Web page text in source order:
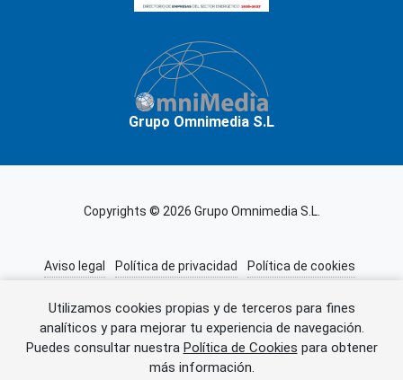
Utilizamos cookies propias y de terceros para fines
analíticos y para mejorar tu experiencia de navegación.
Puedes consultar nuestra Política de Cookies para obtener
más información.
Error al cargar el anuncio.
Grupo Omnimedia S.L
Copyrights © 2026 Grupo Omnimedia S.L.
Aviso legal Política de privacidad
Política de cookies